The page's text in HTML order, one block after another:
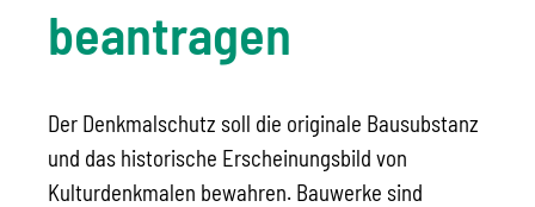
beantragen
Der Denkmalschutz soll die originale Bausubstanz
und das historische Erscheinungsbild von
Kulturdenkmalen bewahren. Bauwerke sind